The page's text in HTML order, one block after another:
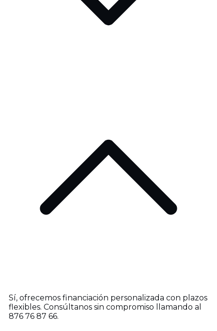
Sí, ofrecemos financiación personalizada con plazos
flexibles. Consúltanos sin compromiso llamando al
876 76 87 66.